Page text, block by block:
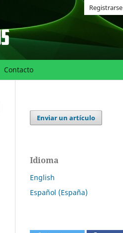
Contacto
Registrarse
Enviar un artículo
Idioma
English
Español (España)